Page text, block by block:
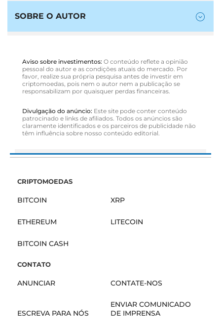
SOBRE O AUTOR
Aviso sobre investimentos: O conteúdo reflete a opinião
pessoal do autor e as condições atuais do mercado. Por
favor, realize sua própria pesquisa antes de investir em
criptomoedas, pois nem o autor nem a publicação se
responsabilizam por quaisquer perdas financeiras.
Divulgação do anúncio: Este site pode conter conteúdo
patrocinado e links de afiliados. Todos os anúncios são
claramente identificados e os parceiros de publicidade não
têm influência sobre nosso conteúdo editorial.
CRIPTOMOEDAS
BITCOIN XRP
ETHEREUM LITECOIN
BITCOIN CASH
CONTATO
ANUNCIAR CONTATE-NOS
ESCREVA PARA NÓS
ENVIAR COMUNICADO
DE IMPRENSA